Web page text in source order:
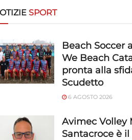
SPORT
Beach Soccer
We Beach
pronta alla
Scudetto
6 AGOSTO 2026
Avimec Volley
Santacroce è